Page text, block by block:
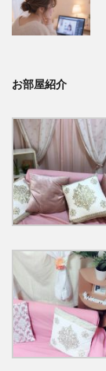
お部屋紹介